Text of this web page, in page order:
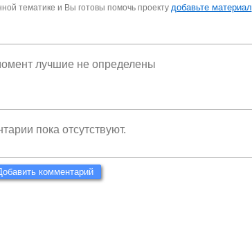
тематике и Вы готовы помочь проекту добавьте материал
лучшие не определены
пока отсутствуют.
комментарий